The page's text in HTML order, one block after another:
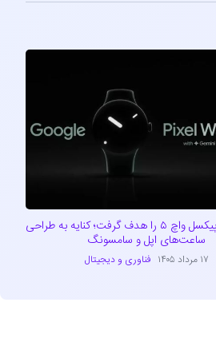
گوگل رقبای پیکسل واچ ۵ را هدف گرفت؛ کنایه به طراحی
ساعت‌های اپل و سامسونگ
۱۷ مرداد ۱۴۰۵ فناوری و دیجیتال